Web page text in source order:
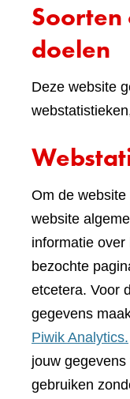
Soorten
doelen
Deze website
Om de
website
informatie
bezochte
etcetera. Voor
gegevens
Piwik Analytics.
jouw gegevens
gebruiken